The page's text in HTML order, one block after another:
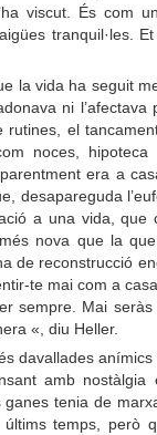
viscut. És com
tranquil·les.
la vida ha seguit
ni l’afectava
rutines, el
noces,
era a
desapareguda
a una vida, que
nova que la
de reconstrucció
te mai com a
sempre. Mai
«, diu Heller.
davallades
amb nostàlgia
tenia de
temps, però